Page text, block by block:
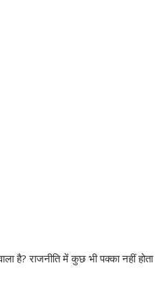
है? राजनीति में कुछ भी पक्का नहीं होता